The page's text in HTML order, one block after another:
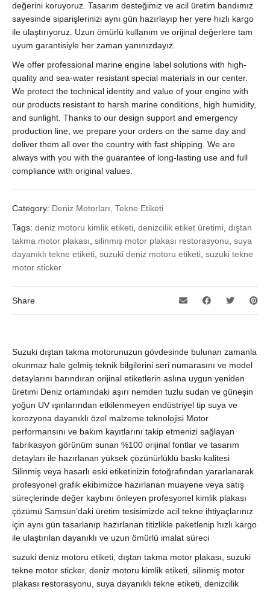
değerini koruyoruz. Tasarım desteğimiz ve acil üretim bandımız
sayesinde siparişlerinizi aynı gün hazırlayıp her yere hızlı kargo
ile ulaştırıyoruz. Uzun ömürlü kullanım ve orijinal değerlere tam
uyum garantisiyle her zaman yanınızdayız.
We offer professional marine engine label solutions with high-
quality and sea-water resistant special materials in our center.
We protect the technical identity and value of your engine with
our products resistant to harsh marine conditions, high humidity,
and sunlight. Thanks to our design support and emergency
production line, we prepare your orders on the same day and
deliver them all over the country with fast shipping. We are
always with you with the guarantee of long-lasting use and full
compliance with original values.
Category: Deniz Motorları, Tekne Etiketi
Tags: deniz motoru kimlik etiketi denizcilik etiket üretimi dıştan
takma motor plakası silinmiş motor plakası restorasyonu suya
dayanıklı tekne etiketi suzuki deniz motoru etiketi suzuki tekne
motor sticker
Share
Suzuki dıştan takma motorunuzun gövdesinde bulunan zamanla
okunmaz hale gelmiş teknik bilgilerini seri numarasını ve model
detaylarını barındıran orijinal etiketlerin aslına uygun yeniden
üretimi Deniz ortamındaki aşırı nemden tuzlu sudan ve güneşin
yoğun UV ışınlarından etkilenmeyen endüstriyel tip suya ve
korozyona dayanıklı özel malzeme teknolojisi Motor
performansını ve bakım kayıtlarını takip etmenizi sağlayan
fabrikasyon görünüm sunan %100 orijinal fontlar ve tasarım
detayları ile hazırlanan yüksek çözünürlüklü baskı kalitesi
Silinmiş veya hasarlı eski etiketinizin fotoğrafından yararlanarak
profesyonel grafik ekibimizce hazırlanan muayene veya satış
süreçlerinde değer kaybını önleyen profesyonel kimlik plakası
çözümü Samsun’daki üretim tesisimizde acil tekne ihtiyaçlarınız
için aynı gün tasarlanıp hazırlanan titizlikle paketlenip hızlı kargo
ile ulaştırılan dayanıklı ve uzun ömürlü imalat süreci
suzuki deniz motoru etiketi, dıştan takma motor plakası, suzuki
tekne motor sticker, deniz motoru kimlik etiketi, silinmiş motor
plakası restorasyonu, suya dayanıklı tekne etiketi, denizcilik